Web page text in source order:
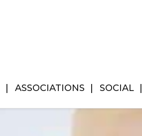
ASSOCIATIONS SOCIAL